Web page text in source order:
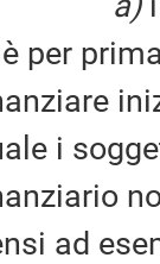
per
i
ad